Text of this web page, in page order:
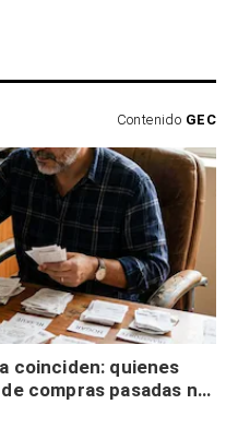
Contenido GEC
coinciden: quienes
compras pasadas no
tienen necesidad de